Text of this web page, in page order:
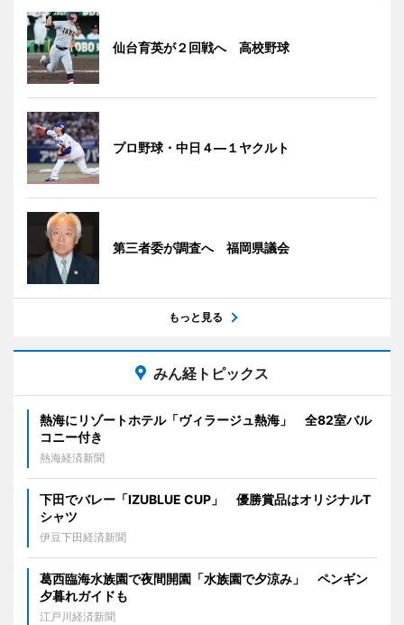
仙台育英が２回戦へ 高校野球
プロ野球・中日４―１ヤクルト
第三者委が調査へ 福岡県議会
もっと見る
みん経トピックス
熱海にリゾートホテル「ヴィラージュ熱海」 全82室バル
コニー付き
熱海経済新聞
下田でバレー「IZUBLUE CUP」 優勝賞品はオリジナルT
シャツ
伊豆下田経済新聞
葛西臨海水族園で夜間開園「水族園で夕涼み」 ペンギン
夕暮れガイドも
江戸川経済新聞